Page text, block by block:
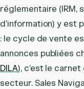
réglementaire (IRM,
d’information) y est
: le cycle de vente
annonces publiées
DILA), c’est le
secteur. Sales